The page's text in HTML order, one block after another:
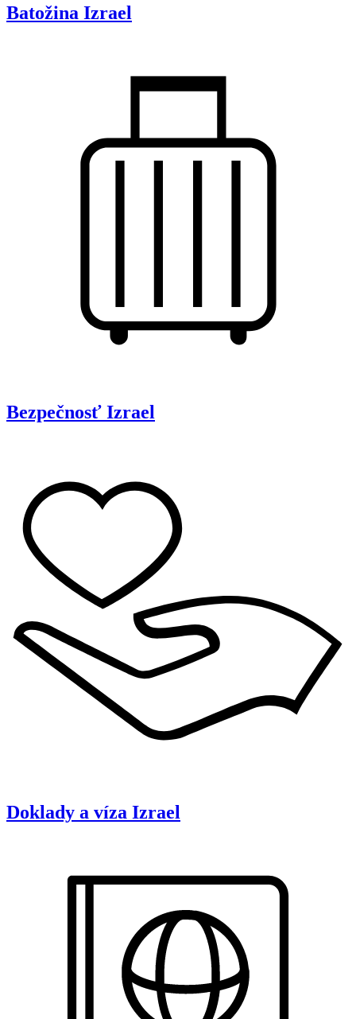
Batožina Izrael
Bezpečnosť Izrael
Doklady a víza Izrael